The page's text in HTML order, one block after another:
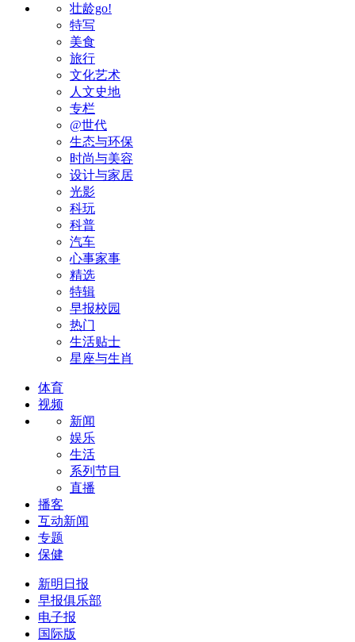
壮龄go!
特写
美食
旅行
文化艺术
人文史地
专栏
@世代
生态与环保
时尚与美容
设计与家居
光影
科玩
科普
汽车
心事家事
精选
特辑
早报校园
热门
生活贴士
星座与生肖
体育
视频
新闻
娱乐
生活
系列节目
直播
播客
互动新闻
专题
保健
新明日报
早报俱乐部
电子报
国际版